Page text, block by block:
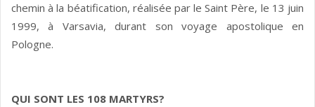
chemin à la béatification, réalisée par le Saint Père, le 13 juin
1999, à Varsavia, durant son voyage apostolique en
Pologne.
QUI SONT LES 108 MARTYRS?